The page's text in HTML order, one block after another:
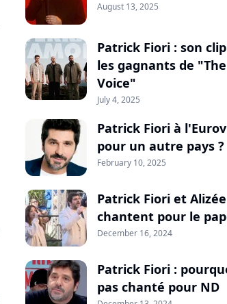
August 13, 2025
Patrick Fiori : son
les gagnants de "The
Voice"
July 4, 2025
Patrick Fiori à
pour un autre pays ?
February 10, 2025
Patrick Fiori et Alizée
chantent pour le
December 16, 2024
Patrick Fiori :
pas chanté pour ND